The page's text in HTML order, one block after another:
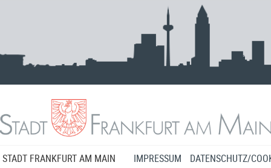
FRANKFURT AM MAIN IMPRESSUM DATENSCHUTZ/